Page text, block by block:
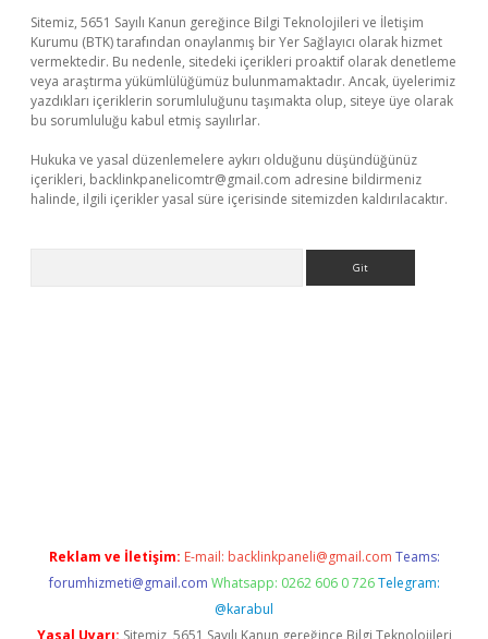
Sitemiz, 5651 Sayılı Kanun gereğince Bilgi Teknolojileri ve İletişim
Kurumu (BTK) tarafından onaylanmış bir Yer Sağlayıcı olarak hizmet
vermektedir. Bu nedenle, sitedeki içerikleri proaktif olarak denetleme
veya araştırma yükümlülüğümüz bulunmamaktadır. Ancak, üyelerimiz
yazdıkları içeriklerin sorumluluğunu taşımakta olup, siteye üye olarak
bu sorumluluğu kabul etmiş sayılırlar.
Hukuka ve yasal düzenlemelere aykırı olduğunu düşündüğünüz
içerikleri, backlinkpanelicomtr@gmail.com adresine bildirmeniz
halinde, ilgili içerikler yasal süre içerisinde sitemizden kaldırılacaktır.
Reklam ve İletişim: E-mail: backlinkpaneli@gmail.com Teams:
forumhizmeti@gmail.com Whatsapp: 0262 606 0 726 Telegram:
@karabul
Yasal Uyarı: Sitemiz, 5651 Sayılı Kanun gereğince Bilgi Teknolojileri